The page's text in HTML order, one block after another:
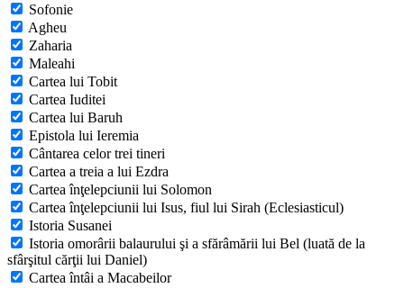
Sofonie
Agheu
Zaharia
Maleahi
Cartea lui Tobit
Cartea Iuditei
Cartea lui Baruh
Epistola lui Ieremia
Cântarea celor trei tineri
Cartea a treia a lui Ezdra
Cartea înţelepciunii lui Solomon
Cartea înţelepciunii lui Isus, fiul lui Sirah (Eclesiasticul)
Istoria Susanei
Istoria omorârii balaurului şi a sfărâmării lui Bel (luată de la
sfârşitul cărţii lui Daniel)
Cartea întâi a Macabeilor